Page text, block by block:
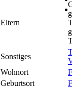
Eltern
Sonstiges
Wohnort
Geburtsort